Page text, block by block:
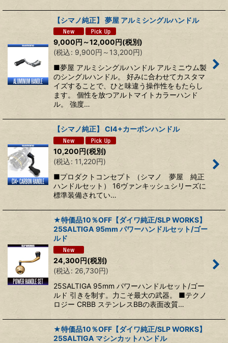
【シマノ純正】 夢屋 アルミシングルハンドル
9,000円 ～12,000円(税別)
(税込: 9,900円 ～13,200円)
■夢屋 アルミシングルハンドル アルミニウム製
のシングルハンドル。 好みに合わせてカスタマ
イズすることで、ひと味違う操作性をもたらし
ます。 個性を放つアルトマイトカラーハンド
ル。 強度…
【シマノ純正】 CI4+カーボンハンドル
10,200円(税別)
(税込: 11,220円)
■プロダクトコンセプト （シマノ 夢屋 純正
ハンドルセット） 16ヴァンキッシュシリーズに
標準装備されてい…
★特価品10％OFF【ダイワ純正/SLP WORKS】
25SALTIGA 95mm パワーハンドルセット/ゴー
ルド
24,300円(税別)
(税込: 26,730円)
25SALTIGA 95mm パワーハンドルセット/ゴー
ルド 引きを制す。力こそ最大の武器。 ■テクノ
ロジー CRBB ステンレスBBの表面改質…
★特価品10％OFF【ダイワ純正/SLP WORKS】
25SALTIGA マシンカットハンドル